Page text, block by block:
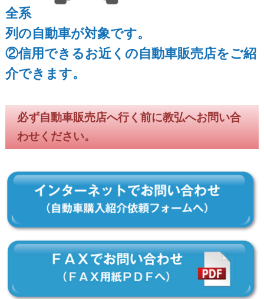
全系
列の自動車が対象です。
②信用できるお近くの自動車販売店をご紹
介できます。
必ず自動車販売店へ行く前に教弘へお問い合
わせください。